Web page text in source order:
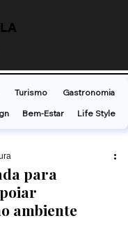
para
ambiente
Turismo
Gastronomia
Bem-Estar Life Style